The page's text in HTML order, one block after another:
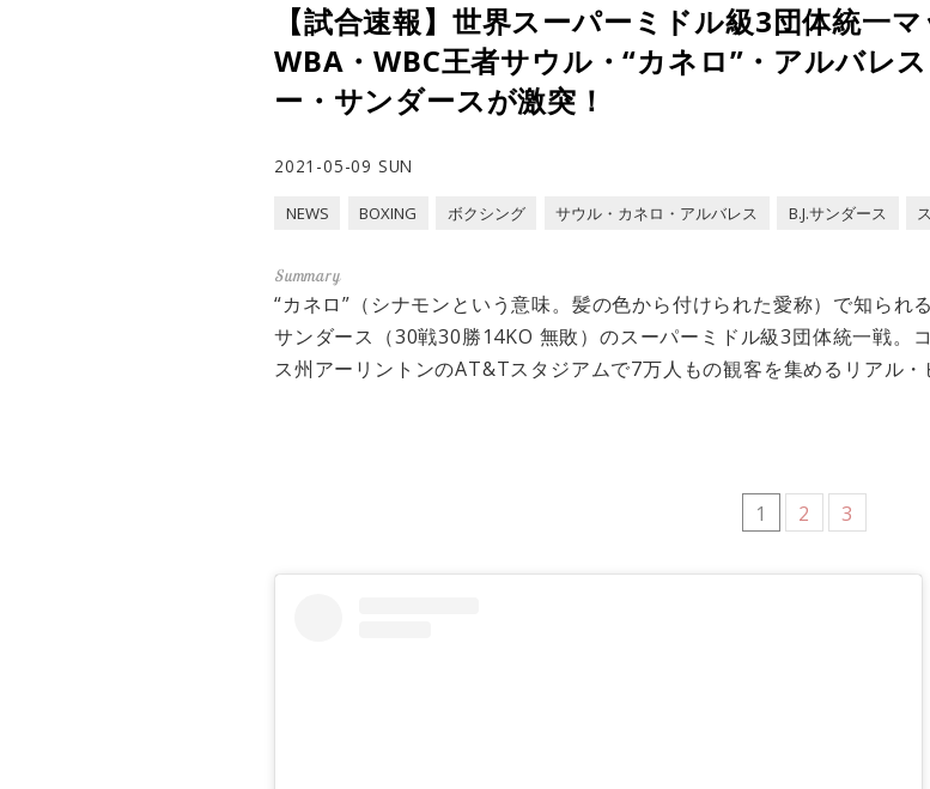
【試合速報】世界スーパーミドル級3団体統一マ
WBA・WBC王者サウル・“カネロ”・アルバレ
ー・サンダースが激突！
2021-05-09 SUN
NEWS BOXING ボクシング サウル・カネロ・アルバレス B.J.サンダース
“カネロ”（シナモンという意味。髪の色から付けられた愛称）で知られ
サンダース（30戦30勝14KO 無敗）のスーパーミドル級3団体統一戦。
ス州アーリントンのAT&Tスタジアムで7万人もの観客を集めるリアル・
1 2 3